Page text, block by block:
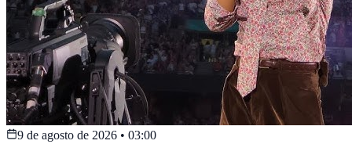
9 de agosto de 2026 • 03:00